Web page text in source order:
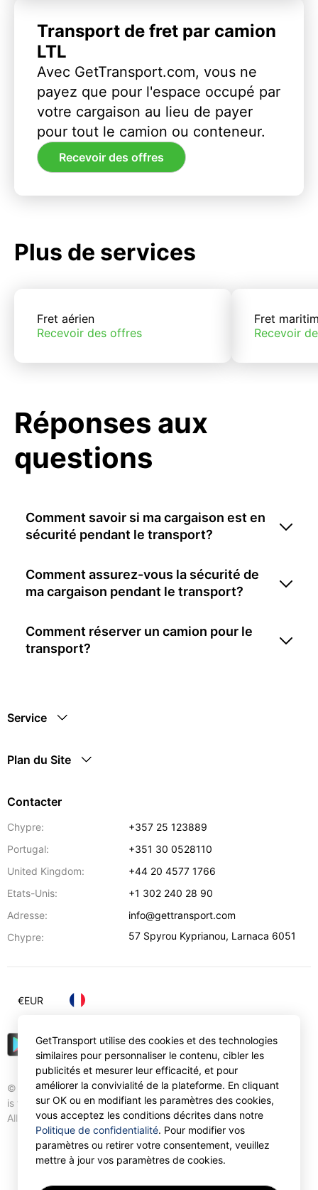
Transport de fret par camion
LTL
Avec GetTransport.com, vous ne
payez que pour l'espace occupé par
votre cargaison au lieu de payer
pour tout le camion ou conteneur.
Recevoir des offres
Plus de services
Fret aérien
Recevoir des offres
Fret
Recevoir
Réponses aux
questions
Comment savoir si ma cargaison est en
sécurité pendant le transport?
Comment assurez-vous la sécurité de
ma cargaison pendant le transport?
Comment réserver un camion pour le
transport?
Service
Plan du Site
Contacter
Chypre:
+357 25 123889
Portugal:
+351 30 0528110
United Kingdom:
+44 20 4577 1766
Etats-Unis:
+1 302 240 28 90
Adresse:
info@gettransport.com
Chypre:
57 Spyrou Kyprianou, Larnaca 6051
© Gettransport International Limited. GetTransport®
is trademark of Gettransport International Limited.
All rights reserved.
€EUR
GetTransport utilise des cookies et des technologies
similaires pour personnaliser le contenu, cibler les
publicités et mesurer leur efficacité, et pour
améliorer la convivialité de la plateforme. En cliquant
sur OK ou en modifiant les paramètres des cookies,
vous acceptez les conditions décrites dans notre
Politique de confidentialité. Pour modifier vos
paramètres ou retirer votre consentement, veuillez
mettre à jour vos paramètres de cookies.